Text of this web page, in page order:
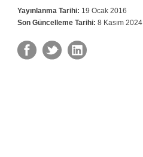
Yayınlanma Tarihi: 19 Ocak 2016
Son Güncelleme Tarihi: 8 Kasım 2024